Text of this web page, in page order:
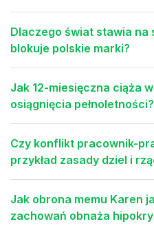
Dlaczego świat stawia na
blokuje polskie marki?
Jak 12-miesięczna ciąża
osiągnięcia pełnoletności?
Czy konflikt pracownik-
przykład zasady dziel i
Jak obrona memu Karen
zachowań obnaża